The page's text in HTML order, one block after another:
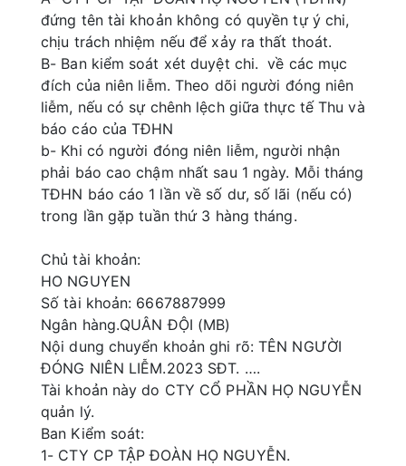
đứng tên tài khoản không có quyền tự ý chi,
chịu trách nhiệm nếu để xảy ra thất thoát.
B- Ban kiểm soát xét duyệt chi. về các mục
đích của niên liễm. Theo dõi người đóng niên
liễm, nếu có sự chênh lệch giữa thực tế Thu và
báo cáo của TĐHN
b- Khi có người đóng niên liễm, người nhận
phải báo cao chậm nhất sau 1 ngày. Mỗi tháng
TĐHN báo cáo 1 lần về số dư, số lãi (nếu có)
trong lần gặp tuần thứ 3 hàng tháng.
Chủ tài khoản:
HO NGUYEN
Số tài khoản: 6667887999
Ngân hàng.QUÂN ĐỘI (MB)
Nội dung chuyển khoản ghi rõ: TÊN NGƯỜI
ĐÓNG NIÊN LIỄM.2023 SĐT. ….
Tài khoản này do CTY CỔ PHẦN HỌ NGUYỄN
quản lý.
Ban Kiểm soát:
1- CTY CP TẬP ĐOÀN HỌ NGUYỄN.